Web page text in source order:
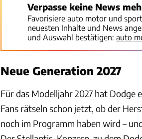
Verpasse keine News
Favorisiere auto motor und
neuesten Inhalte und News
und Auswahl bestätigen: auto
Neue Generation 2027
Für das Modelljahr 2027 hat Dodge
Fans rätseln schon jetzt, ob der
noch im Programm haben wird –